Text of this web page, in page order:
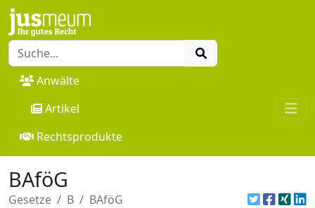
Anwälte
Artikel
Rechtsprodukte
BAföG
Gesetze B BAföG